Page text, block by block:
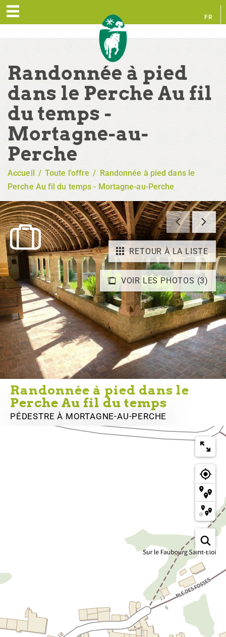
FR
Randonnée à pied
dans le Perche Au fil
du temps -
Mortagne-au-
Perche
Accueil / Toute l'offre / Randonnée à pied dans le
Perche Au fil du temps - Mortagne-au-Perche
VOIR LES PHOTOS (3)
RETOUR À LA LISTE
Randonnée à pied dans le
Perche Au fil du temps
PÉDESTREÀ MORTAGNE-AU-PERCHE